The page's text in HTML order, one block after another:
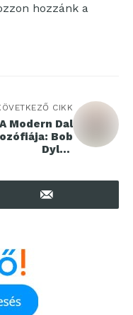
hozzánk a
CIKK
A Modern Dal
Bob
Dylan
folyamatába